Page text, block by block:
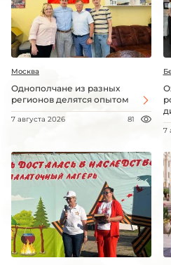
Москва
Однополчане из разных
регионов делятся опытом
7 августа 2026 81
7